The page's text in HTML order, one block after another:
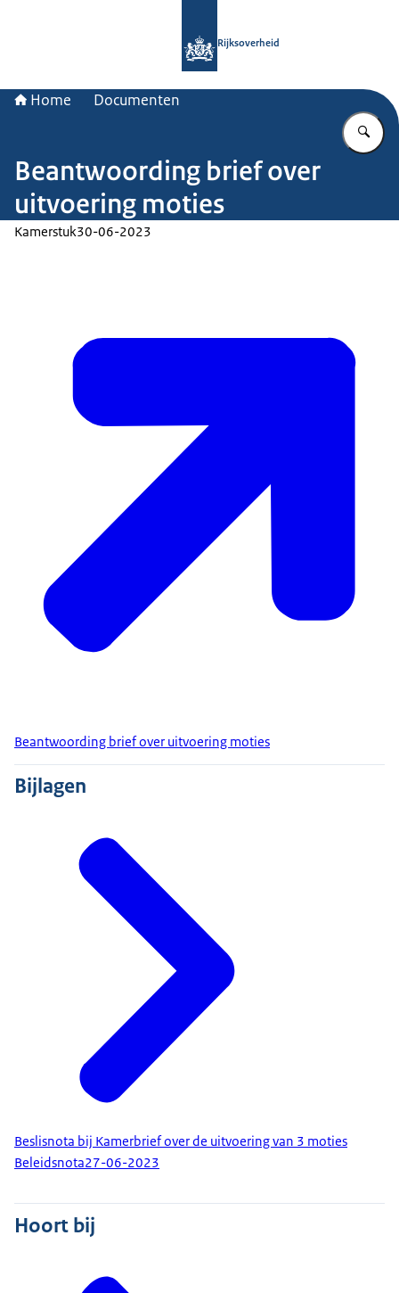
Rijksoverheid
Home Documenten
Beantwoording brief over
uitvoering moties
Kamerstuk30-06-2023
Beantwoording brief over uitvoering moties
Bijlagen
Beslisnota bij Kamerbrief over de uitvoering van 3 moties
Beleidsnota27-06-2023
Hoort bij